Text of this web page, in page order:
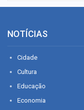
NOTÍCIAS
Cidade
Cultura
Educação
Economia